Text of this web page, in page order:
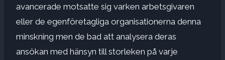
avancerade motsatte sig varken arbetsgivaren
eller de egenföretagliga organisationerna denna
minskning men de bad att analysera deras
ansökan med hänsyn till storleken på varje